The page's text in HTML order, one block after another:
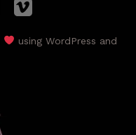
using WordPress and